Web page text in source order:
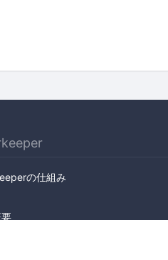
の仕組み